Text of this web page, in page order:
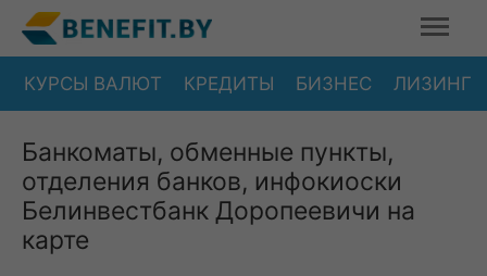
КУРСЫ ВАЛЮТ КРЕДИТЫ БИЗНЕС ЛИЗИНГ
Банкоматы, обменные пункты,
отделения банков, инфокиоски
Белинвестбанк Доропеевичи на
карте